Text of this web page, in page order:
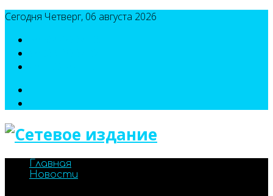
Сегодня Четверг, 06 августа 2026
Главная
Новости